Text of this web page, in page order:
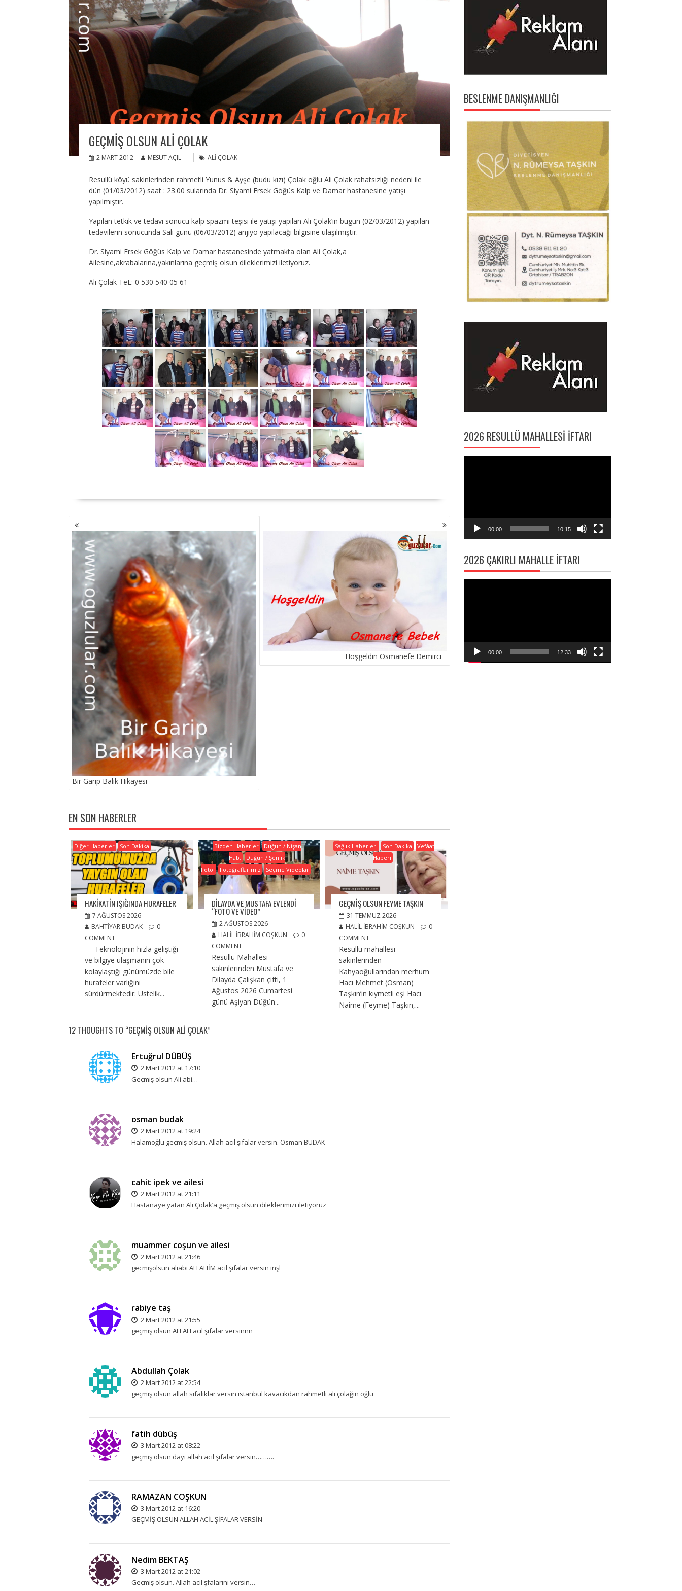
GEÇMIŞ OLSUN ALI ÇOLAK
2 MART 2012 MESUT AÇIL ALI ÇOLAK
Resullü köyü sakinlerinden rahmetli Yunus & Ayşe (budu kızı) Çolak oğlu Ali Çolak rahatsızlığı nedeni ile
dün (01/03/2012) saat : 23.00 sularında Dr. Siyami Ersek Göğüs Kalp ve Damar hastanesine yatışı
yapılmıştır.
Yapılan tetkik ve tedavi sonucu kalp spazmı teşisi ile yatışı yapılan Ali Çolak’ın bugün (02/03/2012) yapılan
tedavilerin sonucunda Salı günü (06/03/2012) anjiyo yapılacağı bilgisine ulaşılmıştır.
Dr. Siyami Ersek Göğüs Kalp ve Damar hastanesinde yatmakta olan Ali Çolak,a
Ailesine,akrabalarına,yakınlarına geçmiş olsun dileklerimizi iletiyoruz.
Ali Çolak TeL: 0 530 540 05 61
YAZI
GEZINMESI
Bir Garip Balık Hikayesi
Hoşgeldin Osmanefe Demirci
EN SON HABERLER
Diğer Haberler Son Dakika
HAKİKATİN IŞIĞINDA HURAFELER
7 AĞUSTOS 2026
BAHTIYAR BUDAK
0
COMMENT
Teknolojinin hızla geliştiği
ve bilgiye ulaşmanın çok
kolaylaştığı günümüzde bile
hurafeler varlığını
sürdürmektedir. Üstelik...
Bizden Haberler
Düğün / Nişan
Hab.
Düğün / Şenlik
Foto.
Fotoğraflarımız Seçme Videolar
DILAYDA VE MUSTAFA EVLENDI
“FOTO VE VIDEO”
2 AĞUSTOS 2026
HALIL İBRAHIM COŞKUN
0
COMMENT
Resullü Mahallesi
sakinlerinden Mustafa ve
Dilayda Çalışkan çifti, 1
Ağustos 2026 Cumartesi
günü Aşiyan Düğün...
Sağlık Haberleri Son Dakika
Vefâat
Haberi
GEÇMIŞ OLSUN FEYME TAŞKIN
31 TEMMUZ 2026
HALIL İBRAHIM COŞKUN
0
COMMENT
Resullü mahallesi
sakinlerinden
Kahyaoğullarından merhum
Hacı Mehmet (Osman)
Taşkın’ın kıymetli eşi Hacı
Naime (Feyme) Taşkın,...
12 THOUGHTS TO “GEÇMIŞ OLSUN ALI ÇOLAK”
Ertuğrul DÜBÜŞ
2 Mart 2012 at 17:10
Geçmiş olsun Ali abi…
osman budak
2 Mart 2012 at 19:24
Halamoğlu geçmiş olsun. Allah acil şifalar versin. Osman BUDAK
cahit ipek ve ailesi
2 Mart 2012 at 21:11
Hastanaye yatan Ali Çolak’a geçmiş olsun dileklerimizi iletiyoruz
muammer coşun ve ailesi
2 Mart 2012 at 21:46
gecmişolsun aliabi ALLAHİM acil şifalar versin inşl
rabiye taş
2 Mart 2012 at 21:55
geçmiş olsun ALLAH acil şifalar versinnn
Abdullah Çolak
2 Mart 2012 at 22:54
geçmiş olsun allah sifalıklar versin istanbul kavacıkdan rahmetli ali çolağın oğlu
fatih dübüş
3 Mart 2012 at 08:22
geçmiş olsun dayı allah acil şifalar versin……….
RAMAZAN COŞKUN
3 Mart 2012 at 16:20
GEÇMİŞ OLSUN ALLAH ACİL ŞİFALAR VERSİN
Nedim BEKTAŞ
3 Mart 2012 at 21:02
Geçmiş olsun. Allah acil şfalarını versin…
BESLENME DANIŞMANLIĞI
2026 RESULLÜ MAHALLESI İFTARI
00:00 10:15
2026 ÇAKIRLI MAHALLE İFTARI
00:00 12:33